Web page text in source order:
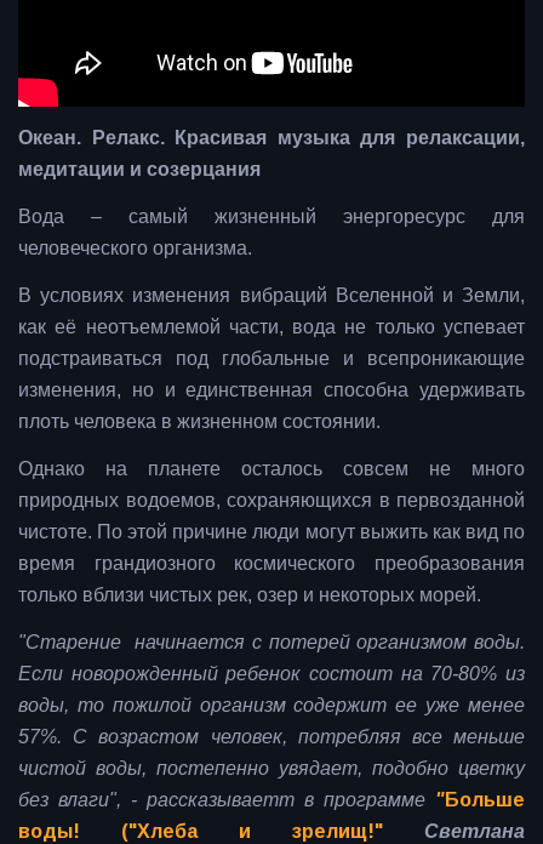
Океан. Релакс. Красивая музыка для релаксации,
медитации и созерцания
Вода – самый жизненный энергоресурс для
человеческого организма.
В условиях изменения вибраций Вселенной и Земли,
как её неотъемлемой части, вода не только успевает
подстраиваться под глобальные и всепроникающие
изменения, но и единственная способна удерживать
плоть человека в жизненном состоянии.
Однако на планете осталось совсем не много
природных водоемов, сохраняющихся в первозданной
чистоте. По этой причине люди могут выжить как вид по
время грандиозного космического преобразования
только вблизи чистых рек, озер и некоторых морей.
"Старение начинается с потерей организмом воды.
Если новорожденный ребенок состоит на 70-80% из
воды, то пожилой организм содержит ее уже менее
57%. С возрастом человек, потребляя все меньше
чистой воды, постепенно увядает, подобно цветку
без влаги", - рассказываетт в программе "Больше
воды! ("Хлеба и зрелищ!"
Светлана